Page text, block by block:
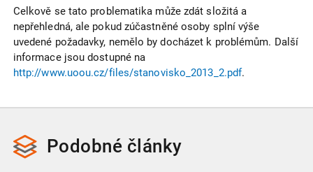
Celkově se tato problematika může zdát složitá a
nepřehledná, ale pokud zúčastněné osoby splní výše
uvedené požadavky, nemělo by docházet k problémům. Další
informace jsou dostupné na
http://www.uoou.cz/files/stanovisko_2013_2.pdf.
Podobné články